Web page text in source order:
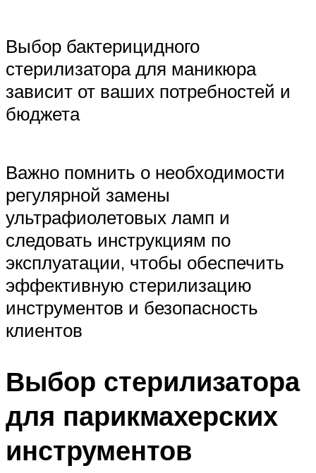
Выбор бактерицидного
стерилизатора для маникюра
зависит от ваших потребностей и
бюджета
Важно помнить о необходимости
регулярной замены
ультрафиолетовых ламп и
следовать инструкциям по
эксплуатации, чтобы обеспечить
эффективную стерилизацию
инструментов и безопасность
клиентов
Выбор стерилизатора
для парикмахерских
инструментов